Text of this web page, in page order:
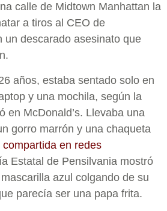
calle de Midtown Manhattan la
a tiros al CEO de
un descarado asesinato que
años, estaba sentado solo en
y una mochila, según la
en McDonald’s. Llevaba una
gorro marrón y una chaqueta
compartida en redes
Estatal de Pensilvania mostró
azul colgando de su
parecía ser una papa frita.